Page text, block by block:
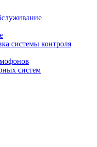
системы контроля
систем